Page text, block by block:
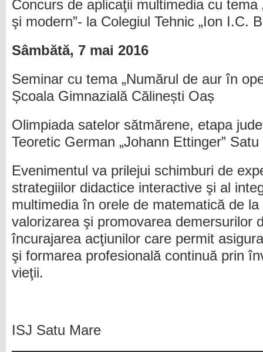
Concurs de aplicaţii multimedia cu
şi modern”- la Colegiul Tehnic „Ion I.C.
Sâmbătă, 7 mai 2016
Seminar cu tema „Numărul de aur în
Școala Gimnazială Călinești Oaș
Olimpiada satelor sătmărene, etapa
Teoretic German „Johann Ettinger”
Evenimentul va prilejui schimburi de
strategiilor didactice interactive şi al
multimedia în orele de matematică de
valorizarea şi promovarea demersurilor
încurajarea acţiunilor care permit
şi formarea profesională continuă prin
vieţii.
ISJ Satu Mare